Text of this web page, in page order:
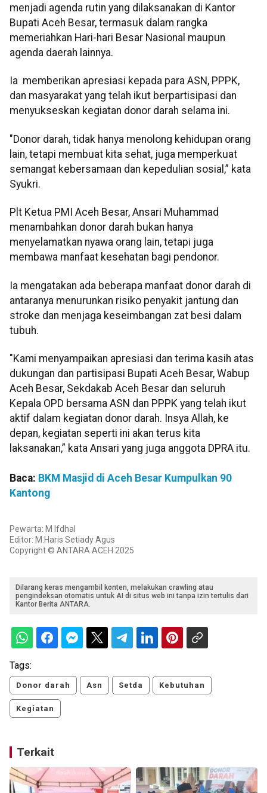
menjadi agenda rutin yang dilaksanakan di Kantor
Bupati Aceh Besar, termasuk dalam rangka
memeriahkan Hari-hari Besar Nasional maupun
agenda daerah lainnya.
Ia memberikan apresiasi kepada para ASN, PPPK,
dan masyarakat yang telah ikut berpartisipasi dan
menyukseskan kegiatan donor darah selama ini.
"Donor darah, tidak hanya menolong kehidupan orang
lain, tetapi membuat kita sehat, juga memperkuat
semangat kebersamaan dan kepedulian sosial,” kata
Syukri.
Plt Ketua PMI Aceh Besar, Ansari Muhammad
menambahkan donor darah bukan hanya
menyelamatkan nyawa orang lain, tetapi juga
membawa manfaat kesehatan bagi pendonor.
Ia mengatakan ada beberapa manfaat donor darah di
antaranya menurunkan risiko penyakit jantung dan
stroke dan menjaga keseimbangan zat besi dalam
tubuh.
"Kami menyampaikan apresiasi dan terima kasih atas
dukungan dan partisipasi Bupati Aceh Besar, Wabup
Aceh Besar, Sekdakab Aceh Besar dan seluruh
Kepala OPD bersama ASN dan PPPK yang telah ikut
aktif dalam kegiatan donor darah. Insya Allah, ke
depan, kegiatan seperti ini akan terus kita
laksanakan,” kata Ansari yang juga anggota DPRA itu.
Baca: BKM Masjid di Aceh Besar Kumpulkan 90
Kantong
Pewarta: M Ifdhal
Editor: M.Haris Setiady Agus
Copyright © ANTARA ACEH 2025
Dilarang keras mengambil konten, melakukan crawling atau
pengindeksan otomatis untuk AI di situs web ini tanpa izin tertulis dari
Kantor Berita ANTARA.
Tags:
Donor darah Asn Setda Kebutuhan
Kegiatan
Terkait